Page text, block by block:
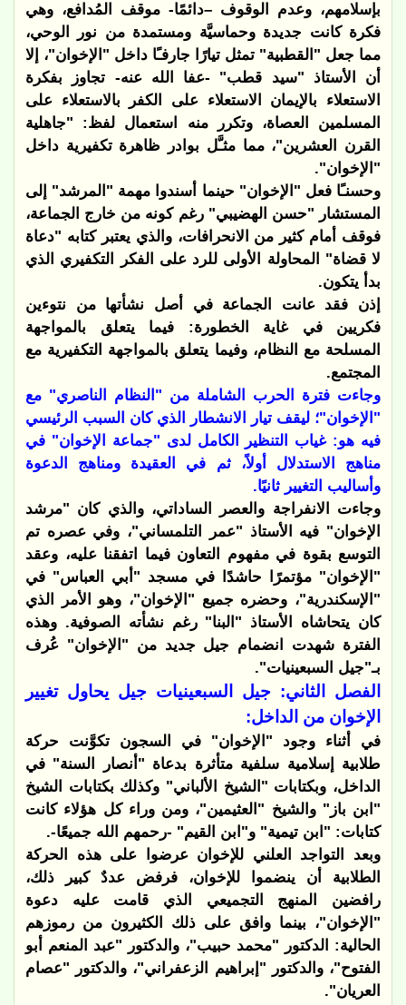
بإسلامهم، وعدم الوقوف –دائمًا- موقف المُدافع، وهي
فكرة كانت جديدة وحماسيَّة ومستمدة من نور الوحي،
مما جعل "القطبية" تمثل تيارًا جارفـًا داخل "الإخوان"، إلا
أن الأستاذ "سيد قطب" -عفا الله عنه- تجاوز بفكرة
الاستعلاء بالإيمان الاستعلاء على الكفر بالاستعلاء على
المسلمين العصاة، وتكرر منه استعمال لفظ: "جاهلية
القرن العشرين"، مما مثـَّل بوادر ظاهرة تكفيرية داخل
"الإخوان".
وحسنـًا فعل "الإخوان" حينما أسندوا مهمة "المرشد" إلى
المستشار "حسن الهضيبي" رغم كونه من خارج الجماعة،
فوقف أمام كثير من الانحرافات، والذي يعتبر كتابه "دعاة
لا قضاة" المحاولة الأولى للرد على الفكر التكفيري الذي
بدأ يتكون.
إذن فقد عانت الجماعة في أصل نشأتها من نتوءين
فكريين في غاية الخطورة: فيما يتعلق بالمواجهة
المسلحة مع النظام، وفيما يتعلق بالمواجهة التكفيرية مع
المجتمع.
وجاءت فترة الحرب الشاملة من "النظام الناصري" مع
"الإخوان"؛ ليقف تيار الانشطار الذي كان السبب الرئيسي
فيه هو: غياب التنظير الكامل لدى "جماعة الإخوان" في
مناهج الاستدلال أولاً، ثم في العقيدة ومناهج الدعوة
وأساليب التغيير ثانيًا.
وجاءت الانفراجة والعصر الساداتي، والذي كان "مرشد
الإخوان" فيه الأستاذ "عمر التلمساني"، وفي عصره تم
التوسع بقوة في مفهوم التعاون فيما اتفقنا عليه، وعقد
"الإخوان" مؤتمرًا حاشدًا في مسجد "أبي العباس" في
"الإسكندرية"، وحضره جميع "الإخوان"، وهو الأمر الذي
كان يتحاشاه الأستاذ "البنا" رغم نشأته الصوفية. وهذه
الفترة شهدت انضمام جيل جديد من "الإخوان" عُرف
بـ"جيل السبعينيات".
الفصل الثاني: جيل السبعينيات جيل يحاول تغيير
الإخوان من الداخل:
في أثناء وجود "الإخوان" في السجون تكوَّنت حركة
طلابية إسلامية سلفية متأثرة بدعاة "أنصار السنة" في
الداخل، وبكتابات "الشيخ الألباني" وكذلك بكتابات الشيخ
"ابن باز" والشيخ "العثيمين"، ومن وراء كل هؤلاء كانت
كتابات: "ابن تيمية" و"ابن القيم" -رحمهم الله جميعًا-.
وبعد التواجد العلني للإخوان عرضوا على هذه الحركة
الطلابية أن ينضموا للإخوان، فرفض عددٌ كبير ذلك،
رافضين المنهج التجميعي الذي قامت عليه دعوة
"الإخوان"، بينما وافق على ذلك الكثيرون من رموزهم
الحالية: الدكتور "محمد حبيب"، والدكتور "عبد المنعم أبو
الفتوح"، والدكتور "إبراهيم الزعفراني"، والدكتور "عصام
العريان".